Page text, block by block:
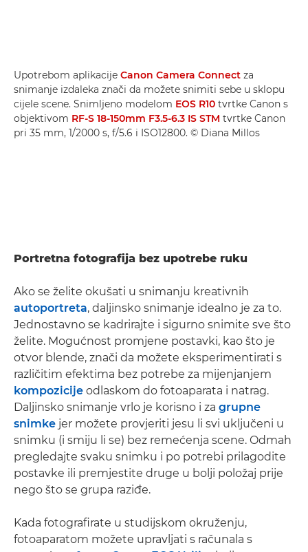
Upotrebom aplikacije Canon Camera Connect za
snimanje izdaleka znači da možete snimiti sebe u sklopu
cijele scene. Snimljeno modelom EOS R10 tvrtke Canon s
objektivom RF-S 18-150mm F3.5-6.3 IS STM tvrtke Canon
pri 35 mm, 1/2000 s, f/5.6 i ISO12800. © Diana Millos
Portretna fotografija bez upotrebe ruku
Ako se želite okušati u snimanju kreativnih
autoportreta, daljinsko snimanje idealno je za to.
Jednostavno se kadrirajte i sigurno snimite sve što
želite. Mogućnost promjene postavki, kao što je
otvor blende, znači da možete eksperimentirati s
različitim efektima bez potrebe za mijenjanjem
kompozicije odlaskom do fotoaparata i natrag.
Daljinsko snimanje vrlo je korisno i za grupne
snimke jer možete provjeriti jesu li svi uključeni u
snimku (i smiju li se) bez remećenja scene. Odmah
pregledajte svaku snimku i po potrebi prilagodite
postavke ili premjestite druge u bolji položaj prije
nego što se grupa raziđe.
Kada fotografirate u studijskom okruženju,
fotoaparatom možete upravljati s računala s